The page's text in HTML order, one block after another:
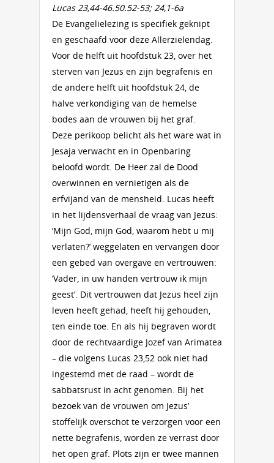
Lucas 23,44-46.50.52-53; 24,1-6a
De Evangelielezing is specifiek geknipt
en geschaafd voor deze Allerzielendag.
Voor de helft uit hoofdstuk 23, over het
sterven van Jezus en zijn begrafenis en
de andere helft uit hoofdstuk 24, de
halve verkondiging van de hemelse
bodes aan de vrouwen bij het graf.
Deze perikoop belicht als het ware wat in
Jesaja verwacht en in Openbaring
beloofd wordt. De Heer zal de Dood
overwinnen en vernietigen als de
erfvijand van de mensheid. Lucas heeft
in het lijdensverhaal de vraag van Jezus:
‘Mijn God, mijn God, waarom hebt u mij
verlaten?’ weggelaten en vervangen door
een gebed van overgave en vertrouwen:
‘Vader, in uw handen vertrouw ik mijn
geest’. Dit vertrouwen dat Jezus heel zijn
leven heeft gehad, heeft hij gehouden,
ten einde toe. En als hij begraven wordt
door de rechtvaardige Jozef van Arimatea
– die volgens Lucas 23,52 ook niet had
ingestemd met de raad – wordt de
sabbatsrust in acht genomen. Bij het
bezoek van de vrouwen om Jezus’
stoffelijk overschot te verzorgen voor een
nette begrafenis, worden ze verrast door
het open graf. Plots zijn er twee mannen